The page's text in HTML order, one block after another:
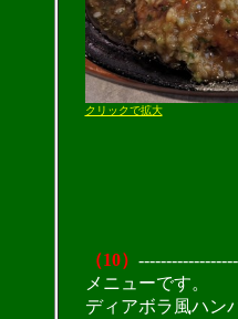
クリックで拡大
（10）
メニューです。
ディアボラ風ハン